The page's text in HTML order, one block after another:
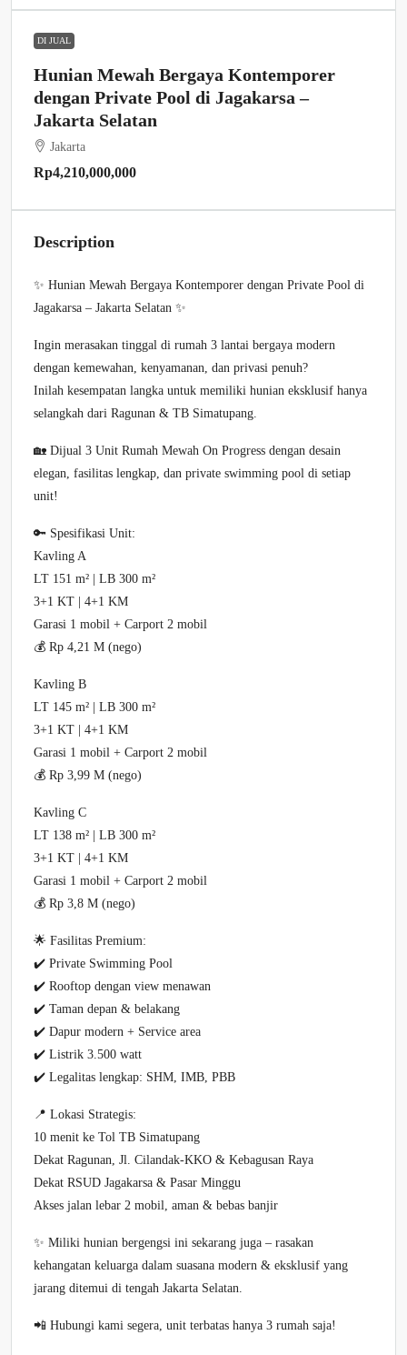
DI JUAL
Hunian Mewah Bergaya Kontemporer
dengan Private Pool di Jagakarsa –
Jakarta Selatan
Jakarta
Rp4,210,000,000
Description
✨ Hunian Mewah Bergaya Kontemporer dengan Private Pool di
Jagakarsa – Jakarta Selatan ✨
Ingin merasakan tinggal di rumah 3 lantai bergaya modern
dengan kemewahan, kenyamanan, dan privasi penuh?
Inilah kesempatan langka untuk memiliki hunian eksklusif hanya
selangkah dari Ragunan & TB Simatupang.
🏡 Dijual 3 Unit Rumah Mewah On Progress dengan desain
elegan, fasilitas lengkap, dan private swimming pool di setiap
unit!
🔑 Spesifikasi Unit:
Kavling A
LT 151 m² | LB 300 m²
3+1 KT | 4+1 KM
Garasi 1 mobil + Carport 2 mobil
💰 Rp 4,21 M (nego)
Kavling B
LT 145 m² | LB 300 m²
3+1 KT | 4+1 KM
Garasi 1 mobil + Carport 2 mobil
💰 Rp 3,99 M (nego)
Kavling C
LT 138 m² | LB 300 m²
3+1 KT | 4+1 KM
Garasi 1 mobil + Carport 2 mobil
💰 Rp 3,8 M (nego)
🌟 Fasilitas Premium:
✔️ Private Swimming Pool
✔️ Rooftop dengan view menawan
✔️ Taman depan & belakang
✔️ Dapur modern + Service area
✔️ Listrik 3.500 watt
✔️ Legalitas lengkap: SHM, IMB, PBB
📍 Lokasi Strategis:
10 menit ke Tol TB Simatupang
Dekat Ragunan, Jl. Cilandak-KKO & Kebagusan Raya
Dekat RSUD Jagakarsa & Pasar Minggu
Akses jalan lebar 2 mobil, aman & bebas banjir
✨ Miliki hunian bergengsi ini sekarang juga – rasakan
kehangatan keluarga dalam suasana modern & eksklusif yang
jarang ditemui di tengah Jakarta Selatan.
📲 Hubungi kami segera, unit terbatas hanya 3 rumah saja!